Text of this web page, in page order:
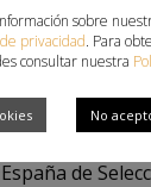
un equipo y
muy
Gallego se
ganas e ilusión
de
sobre
privacidad. Para
consultar nuestra
No